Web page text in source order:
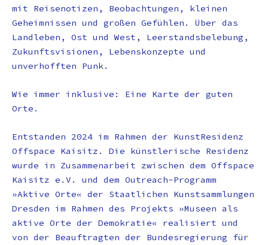
mit Reisenotizen, Beobachtungen, kleinen
Geheimnissen und großen Gefühlen. Über das
Landleben, Ost und West, Leerstandsbelebung,
Zukunftsvisionen, Lebenskonzepte und
unverhofften Punk.
Wie immer inklusive: Eine Karte der guten
Orte.
Entstanden 2024 im Rahmen der KunstResidenz
Offspace Kaisitz. Die künstlerische Residenz
wurde in Zusammenarbeit zwischen dem Offspace
Kaisitz e.V. und dem Outreach-Programm
»Aktive Orte« der Staatlichen Kunstsammlungen
Dresden im Rahmen des Projekts »Museen als
aktive Orte der Demokratie« realisiert und
von der Beauftragten der Bundesregierung für